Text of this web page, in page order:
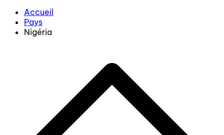
Accueil
Pays
Nigéria